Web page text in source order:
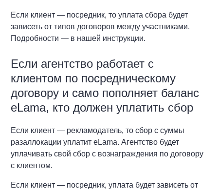
Если клиент — посредник, то уплата сбора будет
зависеть от типов договоров между участниками.
Подробности — в нашей инструкции.
Если агентство работает с
клиентом по посредническому
договору и само пополняет баланс
eLama, кто должен уплатить сбор
Если клиент — рекламодатель, то сбор с суммы
разаллокации уплатит eLama. Агентство будет
уплачивать свой сбор с вознаграждения по договору
с клиентом.
Если клиент — посредник, уплата будет зависеть от